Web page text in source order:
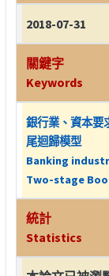
2018-07-31
關鍵字
Keywords
銀行業、資本要
尾迴歸模型
Banking
Two-stage
統計
Statistics